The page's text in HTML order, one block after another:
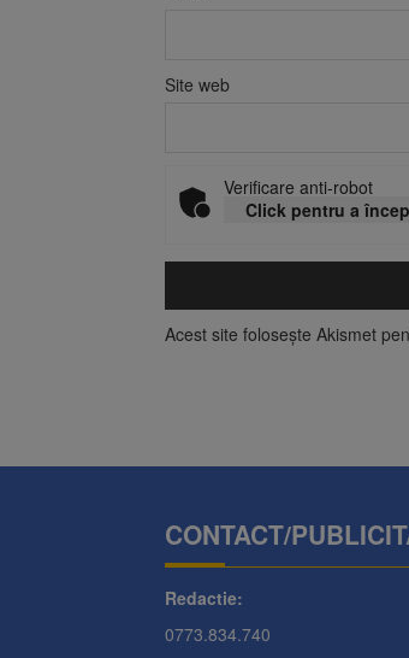
Site web
Verificare anti-robot
Click pentru a
Acest site folosește Akismet
CONTACT/
Redactie:
0773.834.740